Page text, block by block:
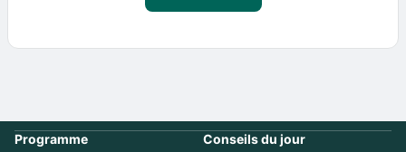
Programme Conseils du jour